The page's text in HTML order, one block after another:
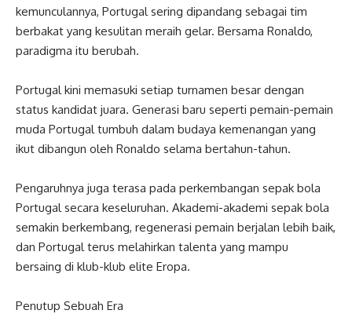
kemunculannya, Portugal sering dipandang sebagai tim
berbakat yang kesulitan meraih gelar. Bersama Ronaldo,
paradigma itu berubah.
Portugal kini memasuki setiap turnamen besar dengan
status kandidat juara. Generasi baru seperti pemain-pemain
muda Portugal tumbuh dalam budaya kemenangan yang
ikut dibangun oleh Ronaldo selama bertahun-tahun.
Pengaruhnya juga terasa pada perkembangan sepak bola
Portugal secara keseluruhan. Akademi-akademi sepak bola
semakin berkembang, regenerasi pemain berjalan lebih baik,
dan Portugal terus melahirkan talenta yang mampu
bersaing di klub-klub elite Eropa.
Penutup Sebuah Era